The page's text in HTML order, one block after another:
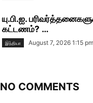
யு.பி.ஐ.
கட்டணம்? …
இந்தியா August 7, 2026 1:15 pm
NO COMMENTS